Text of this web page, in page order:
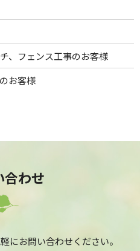
、フェンス工事のお客様
お客様
合わせ
にお問い合わせください。